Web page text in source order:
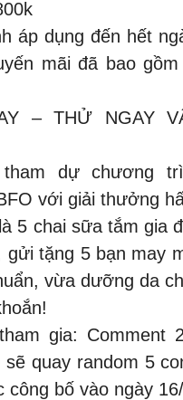
áp dụng đến hết
mãi đã bao
– THỬ NGAY
dự chương
với giải thưởng
5 chai sữa tắm gia
gửi tặng 5 bạn may
vừa dưỡng da
gia: Comment
sẽ quay random 5
công bố vào ngày